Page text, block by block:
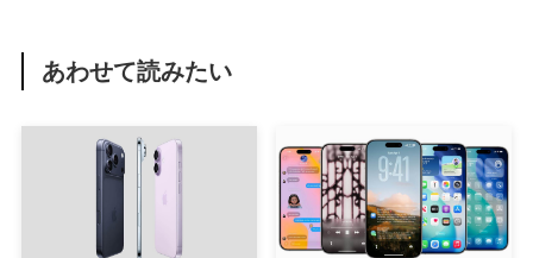
あわせて読みたい